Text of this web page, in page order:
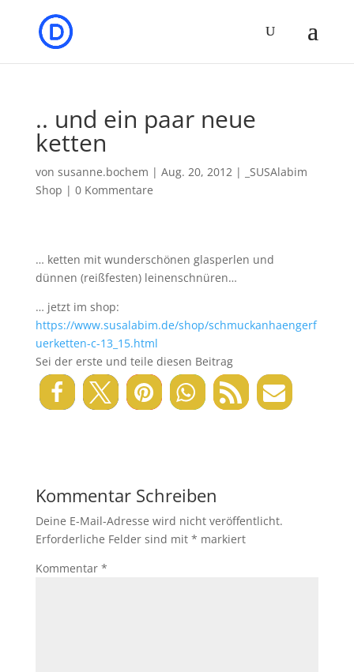
.. und ein paar neue
ketten
von susanne.bochem | Aug. 20, 2012|
_SUSAlabim
Shop | 0 Kommentare
… ketten mit wunderschönen glasperlen und
dünnen (reißfesten) leinenschnüren…
… jetzt im shop:
https://www.susalabim.de/shop/schmuckanhaengerf
uerketten-c-13_15.html
Sei der erste und teile diesen Beitrag
Kommentar Schreiben
Deine E-Mail-Adresse wird nicht veröffentlicht.
Erforderliche Felder sind mit * markiert
Kommentar *